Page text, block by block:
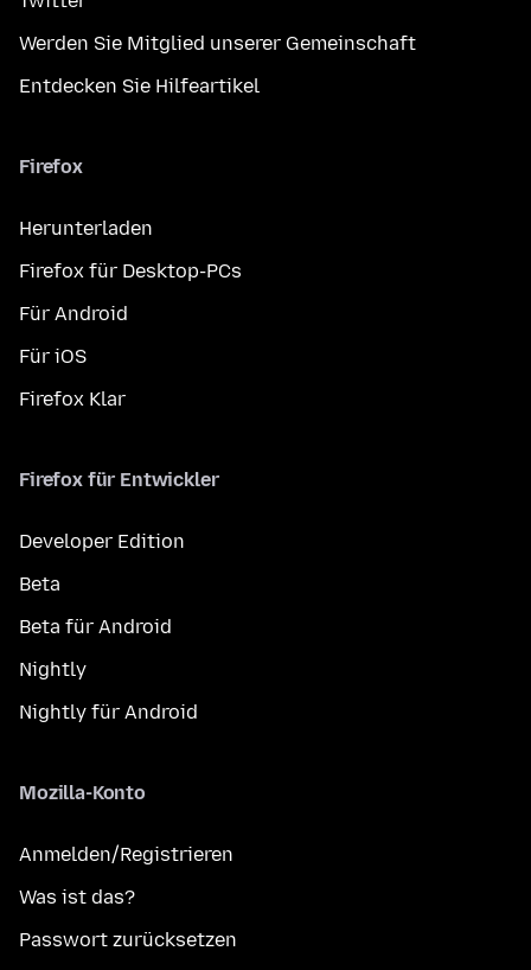
Werden Sie Mitglied unserer Gemeinschaft
Entdecken Sie Hilfeartikel
Firefox
Herunterladen
Firefox für Desktop-PCs
Für Android
Für iOS
Firefox Klar
Firefox für Entwickler
Developer Edition
Beta
Beta für Android
Nightly
Nightly für Android
Mozilla-Konto
Anmelden/Registrieren
Was ist das?
Passwort zurücksetzen